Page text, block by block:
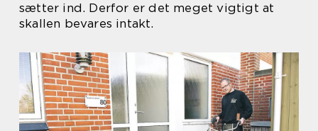
sætter ind. Derfor er det meget vigtigt at
skallen bevares intakt.